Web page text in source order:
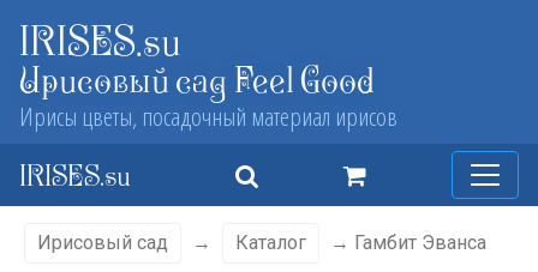
IRISES.su
Ирисовый сад Feel Good
Ирисы цветы, посадочный материал ирисов
IRISES.su
Ирисовый сад → Каталог → Гамбит Эванса